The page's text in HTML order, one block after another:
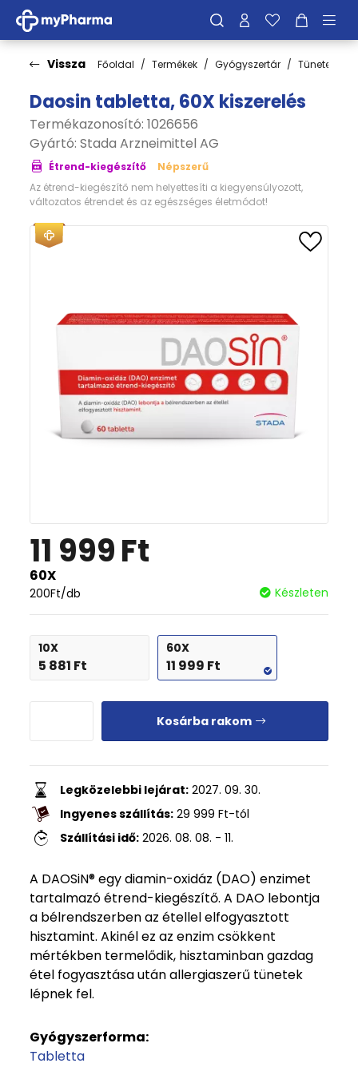
Vissza Főoldal Termékek Gyógyszertár Tünetek
Daosin tabletta, 60X kiszerelés
Termékazonosító: 1026656
Gyártó: Stada Arzneimittel AG
Étrend-kiegészítő
Népszerű
Az étrend-kiegészítő nem helyettesíti a kiegyensúlyozott,
változatos étrendet és az egészséges életmódot!
11 999Ft
60X
200Ft/db Készleten
10X
5 881 Ft
60X
11 999 Ft
Kosárba rakom
Legközelebbi lejárat: 2027. 09. 30.
Ingyenes szállítás: 29 999 Ft-tól
Szállítási idő: 2026. 08. 08. - 11.
A DAOSiN® egy diamin-oxidáz (DAO) enzimet
tartalmazó étrend-kiegészítő. A DAO lebontja
a bélrendszerben az étellel elfogyasztott
hisztamint. Akinél ez az enzim csökkent
mértékben termelődik, hisztaminban gazdag
étel fogyasztása után allergiaszerű tünetek
lépnek fel.
Gyógyszerforma:
Tabletta